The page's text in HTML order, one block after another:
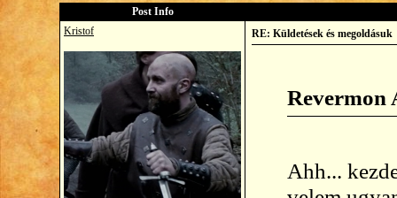
Post Info
Kristof
RE: Küldetések és megoldásuk
Revermon
Ahh...